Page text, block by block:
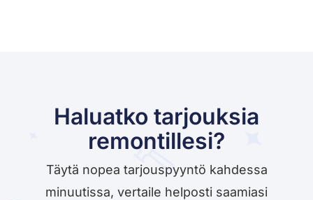
Haluatko tarjouksia
remontillesi?
Täytä nopea tarjouspyyntö kahdessa
minuutissa, vertaile helposti saamiasi